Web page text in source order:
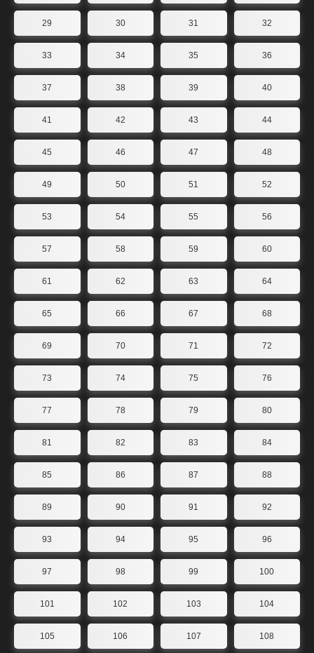
29 30 31 32
33 34 35 36
37 38 39 40
41 42 43 44
45 46 47 48
49 50 51 52
53 54 55 56
57 58 59 60
61 62 63 64
65 66 67 68
69 70 71 72
73 74 75 76
77 78 79 80
81 82 83 84
85 86 87 88
89 90 91 92
93 94 95 96
97 98 99 100
101 102 103 104
105 106 107 108